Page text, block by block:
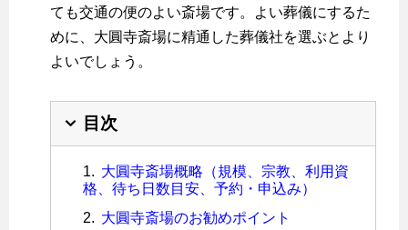
ても交通の便のよい斎場です。よい葬儀にするた
めに、大圓寺斎場に精通した葬儀社を選ぶとより
よいでしょう。
目次
大圓寺斎場概略（規模、宗教、利用資
格、待ち日数目安、予約・申込み）
大圓寺斎場のお勧めポイント